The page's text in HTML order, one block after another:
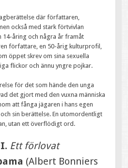
där författaren,
också med stark förtvivlan
14-åring och några år framåt
författare, en 50-årig kulturprofil,
öppet skrev om sina sexuella
flickor och ännu yngre pojkar.
för det som hände den unga
det gjort med den vuxna människa
att fånga jägaren i hans egen
sin berättelse. En utomordentligt
utan ett överflödigt ord.
Ett förlovat
(Albert Bonniers